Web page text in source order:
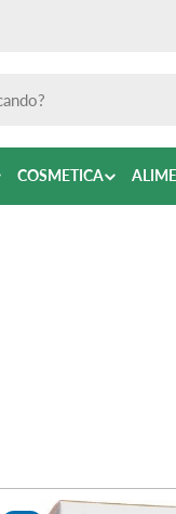
COSMETICA